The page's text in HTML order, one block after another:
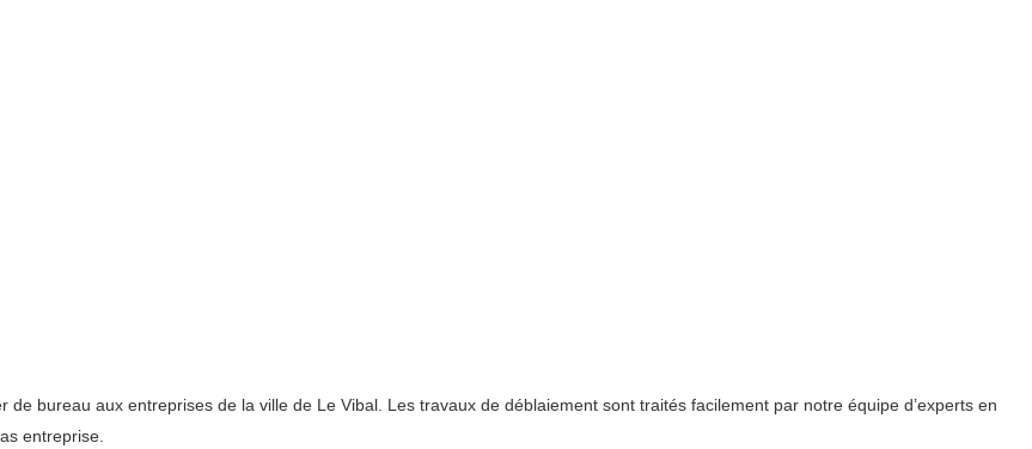
bureau aux entreprises de la ville de Le Vibal. Les travaux de déblaiement sont traités facilement par notre équipe d’experts en
entreprise.